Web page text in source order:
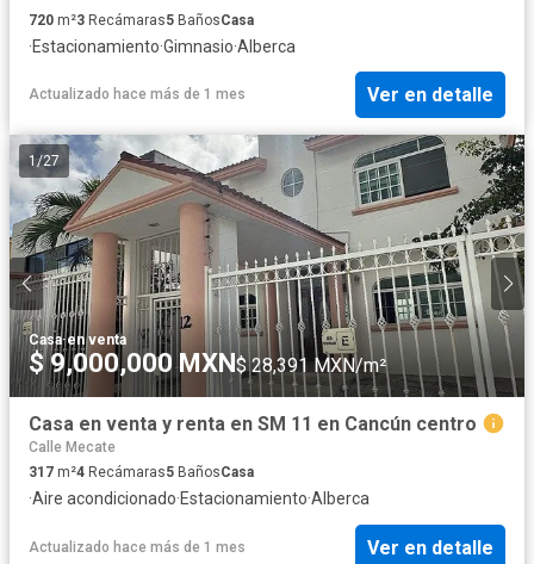
720 m²3 Recámaras5 BañosCasa
·Estacionamiento·Gimnasio·Alberca
Actualizado hace más de 1 mes Ver en detalle
1/27
Casa·en venta
$ 9,000,000 MXN $ 28,391 MXN/m²
Casa en venta y renta en SM 11 en Cancún centro
Calle Mecate
317 m²4 Recámaras5 BañosCasa
·Aire acondicionado·Estacionamiento·Alberca
Actualizado hace más de 1 mes Ver en detalle